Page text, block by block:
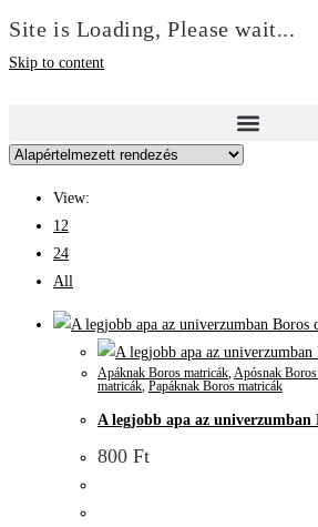
Site is Loading, Please wait...
Skip to content
View:
12
24
All
Apáknak Boros matricák,Apósnak
matricák, Papáknak Boros matricák
A legjobb apa az univerzumban
800 Ft